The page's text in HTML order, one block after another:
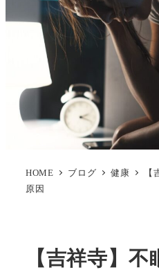
HOME ブログ 健康
原因
【吉祥寺】